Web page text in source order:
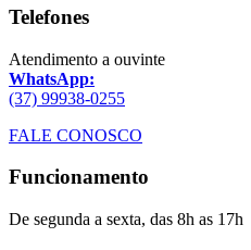
Telefones
Atendimento a ouvinte
WhatsApp:
(37) 99938-0255
FALE CONOSCO
Funcionamento
De segunda a sexta, das 8h as 17h